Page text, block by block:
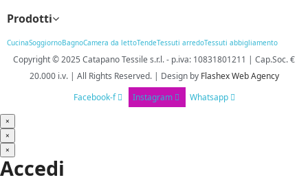
Prodotti
CucinaSoggiornoBagnoCamera da lettoTendeTessuti arredoTessuti abbigliamento
Copyright © 2025 Catapano Tessile s.r.l.- p.iva: 10831801211 | Cap.Soc. €
20.000 i.v. | All Rights Reserved. | Designby Flashex Web Agency
Facebook-f
Instagram Whatsapp
×
×
×
Accedi